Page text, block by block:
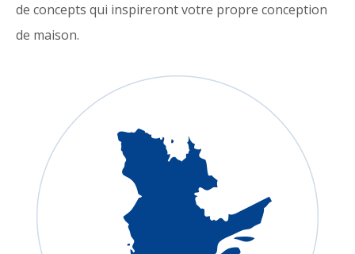
de concepts qui inspireront votre propre conception
de maison.